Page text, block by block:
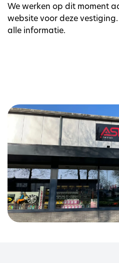
We werken op dit moment
website voor deze
alle informatie.